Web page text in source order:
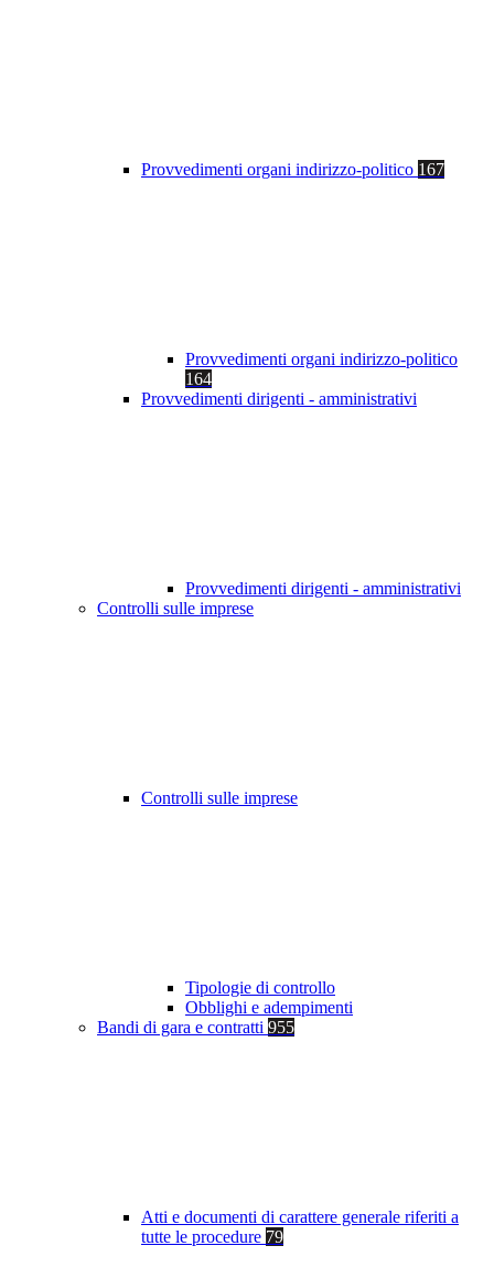
Provvedimenti organi indirizzo-politico 167
Provvedimenti organi indirizzo-politico
164
Provvedimenti dirigenti - amministrativi
Provvedimenti dirigenti - amministrativi
Controlli sulle imprese
Controlli sulle imprese
Tipologie di controllo
Obblighi e adempimenti
Bandi di gara e contratti 955
Atti e documenti di carattere generale riferiti a
tutte le procedure 79